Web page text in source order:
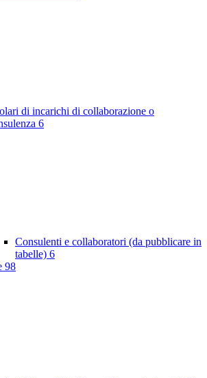
di incarichi di collaborazione o
6
Consulenti e collaboratori (da pubblicare in
tabelle) 6
98